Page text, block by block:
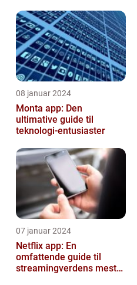
08 januar 2024
Monta app: Den
ultimative guide til
teknologi-entusiaster
07 januar 2024
Netflix app: En
omfattende guide til
streamingverdens mest